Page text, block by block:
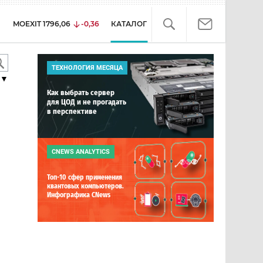
MOEXIT 1796,06 -0,36 КАТАЛОГ
ТЕХНОЛОГИЯ МЕСЯЦА
Как выбрать сервер
для ЦОД и не прогадать
в перспективе
CNEWS ANALYTICS
Топ-10 сфер применения
квантовых компьютеров.
Инфографика CNews